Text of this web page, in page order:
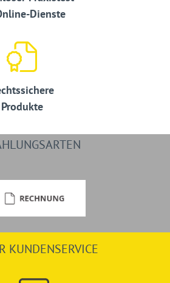
Dienste
Produkte
KUNDENSERVICE